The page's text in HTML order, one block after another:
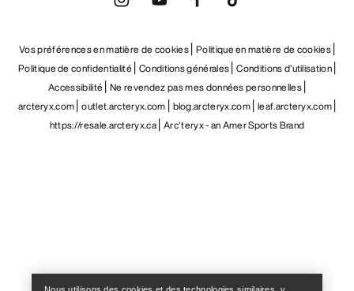
Vos préférences en matière de cookies Politique en matière de cookies
Politique de confidentialité Conditions générales Conditions d’utilisation
Accessibilité Ne revendez pas mes données personnelles
arcteryx.com outlet.arcteryx.com blog.arcteryx.com leaf.arcteryx.com
https://resale.arcteryx.ca Arc'teryx - an Amer Sports Brand